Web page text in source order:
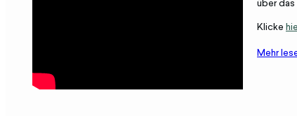
über das
Klicke
Mehr